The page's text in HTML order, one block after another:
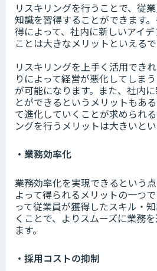
リスキリングを行うことで、従
知識を習得することができます
得によって、社内に新しいアイ
ことは大きなメリットといえるで
リスキリングを上手く活用でき
りによって経営が悪化してしま
が可能になります。また、社内
とができるというメリットもあ
て進化していくことが求められ
ングを行うメリットは大きいとい
・業務効率化
業務効率化を実現できるという
よって得られるメリットの一つ
って従業員が獲得したスキル・
くことで、よりスムーズに業務
ます。
・採用コストの抑制